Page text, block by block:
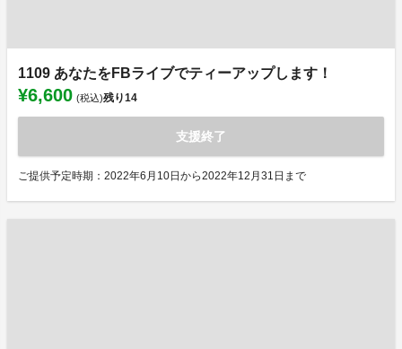
1109 あなたをFBライブでティーアップします！
¥6,600 (税込)残り14
支援終了
ご提供予定時期：2022年6月10日から2022年12月31日まで